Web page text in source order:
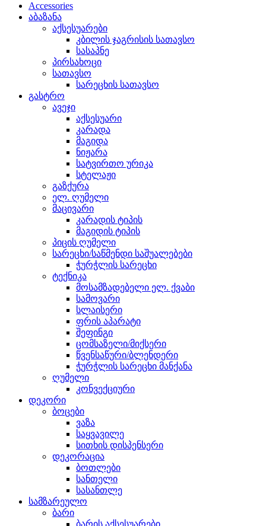
Accessories
აბაზანა
აქსესუარები
კბილის ჯაგრისის სათავსო
სასაპნე
პირსახოცი
სათავსო
სარეცხის სათავსო
გასტრო
ავეჯი
აქსესუარი
კარადა
მაგიდა
ნიჟარა
სატვირთო ურიკა
სტელაჟი
გაზქურა
ელ. ღუმელი
მაცივარი
კარადის ტიპის
მაგიდის ტიპის
პიცის ღუმელი
სარეცხი/საწმენდი საშუალებები
ჭურჭლის სარეცხი
ტექნიკა
მოსამზადებელი ელ. ქვაბი
სამოვარი
სლაისერი
ფრის აპარატი
შეფინგი
ცომსაზელი/მიქსერი
წვენსაწური/ბლენდერი
ჭურჭლის სარეცხი მანქანა
ღუმელი
კონვექციური
დეკორი
ბოცები
ვაზა
საყვავილე
სითხის დისპენსერი
დეკორაცია
ბოთლები
სანთელი
სასანთლე
სამზარეულო
ბარი